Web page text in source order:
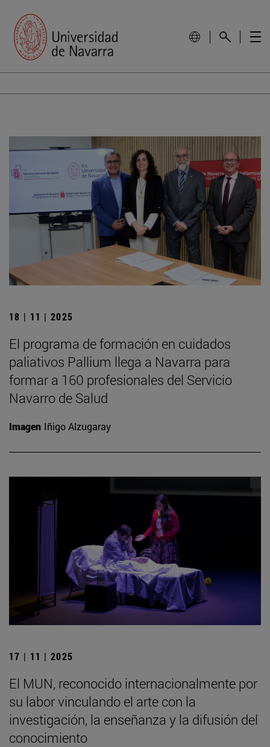
18 | 11 | 2025
El programa de formación en cuidados
paliativos Pallium llega a Navarra para
formar a 160 profesionales del Servicio
Navarro de Salud
Imagen Iñigo Alzugaray
17 | 11 | 2025
El MUN, reconocido internacionalmente por
su labor vinculando el arte con la
investigación, la enseñanza y la difusión del
conocimiento